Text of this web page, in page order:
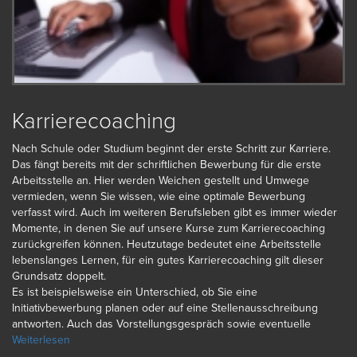
Karrierecoaching
Nach Schule oder Studium beginnt der erste Schritt zur Karriere.
Das fängt bereits mit der schriftlichen Bewerbung für die erste
Arbeitsstelle an. Hier werden Weichen gestellt und Umwege
vermieden, wenn Sie wissen, wie eine optimale Bewerbung
verfasst wird. Auch im weiteren Berufsleben gibt es immer wieder
Momente, in denen Sie auf unsere Kurse zum Karrierecoaching
zurückgreifen können. Heutzutage bedeutet eine Arbeitsstelle
lebenslanges Lernen, für ein gutes Karrierecoaching gilt dieser
Grundsatz doppelt.
Es ist beispielsweise ein Unterschied, ob Sie eine
Initiativbewerbung planen oder auf eine Stellenausschreibung
antworten. Auch das Vorstellungsgespräch sowie eventuelle
Eignungsprüfungen sollten souverän gemeistert werden. Im
Weiterlesen